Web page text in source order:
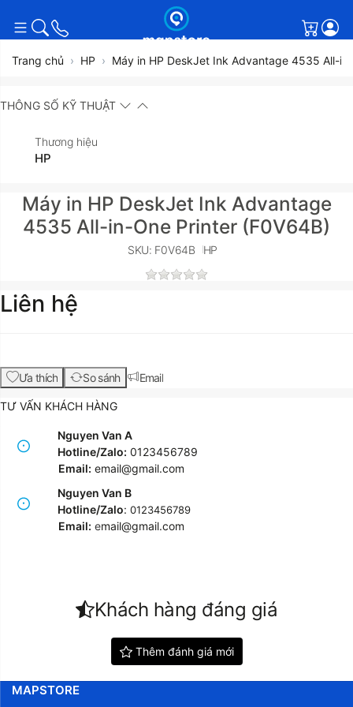
Giỏ
Trang chủ HP Máy in HP DeskJet Ink Advantage 4535 All-
THÔNG SỐ KỸ THUẬT
Thương hiệu
HP
Máy in HP DeskJet Ink Advantage
4535 All-in-One Printer (F0V64B)
SKU: F0V64B HP
Liên hệ
Ưa thích So sánh Email
TƯ VẤN KHÁCH HÀNG
Nguyen Van A
Hotline/Zalo: 0123456789
Email: email@gmail.com
Nguyen Van B
Hotline/Zalo: 0123456789
Email: email@gmail.com
Khách hàng đáng giá
Thêm đánh giá mới
MAPSTORE